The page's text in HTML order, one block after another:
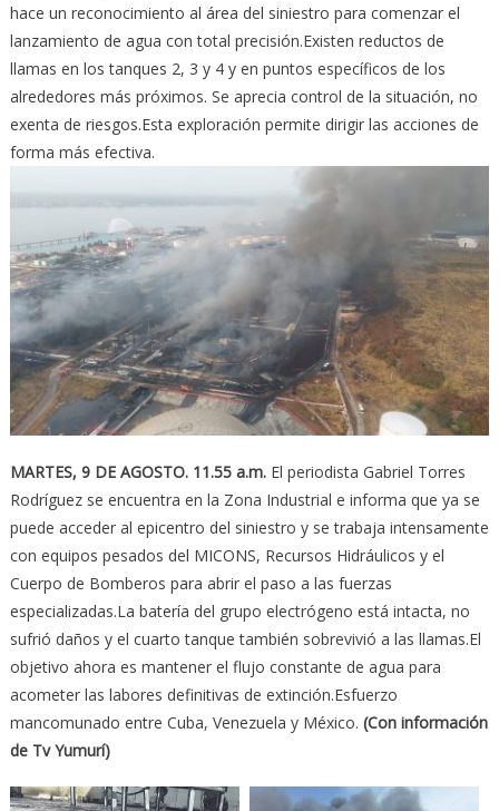
hace un reconocimiento al área del siniestro para comenzar el
lanzamiento de agua con total precisión.Existen reductos de
llamas en los tanques 2, 3 y 4 y en puntos específicos de los
alrededores más próximos. Se aprecia control de la situación, no
exenta de riesgos.Esta exploración permite dirigir las acciones de
forma más efectiva.
MARTES, 9 DE AGOSTO. 11.55 a.m.El periodista Gabriel Torres
Rodríguez se encuentra en la Zona Industrial e informa que ya se
puede acceder al epicentro del siniestro y se trabaja intensamente
con equipos pesados del MICONS, Recursos Hidráulicos y el
Cuerpo de Bomberos para abrir el paso a las fuerzas
especializadas.La batería del grupo electrógeno está intacta, no
sufrió daños y el cuarto tanque también sobrevivió a las llamas.El
objetivo ahora es mantener el flujo constante de agua para
acometer las labores definitivas de extinción.Esfuerzo
mancomunado entre Cuba, Venezuela y México. (Con información
de Tv Yumurí)